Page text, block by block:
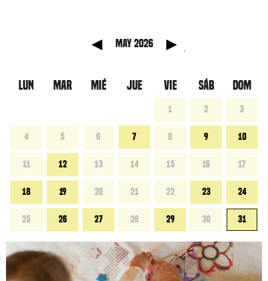
May 2026
LUN MAR MIÉ JUE VIE SÁB DOM
1 2 3
4 5 6 7 8 9 10
11 12 13 14 15 16 17
18 19 20 21 22 23 24
25 26 27 28 29 30 31